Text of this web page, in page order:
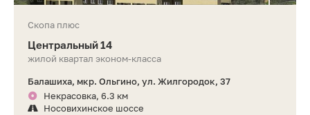
Скопа плюс
Центральный 14
жилой квартал эконом-класса
Балашиха, мкр. Ольгино, ул. Жилгородок, 37
Некрасовка, 6.3 км
Носовихинское шоссе